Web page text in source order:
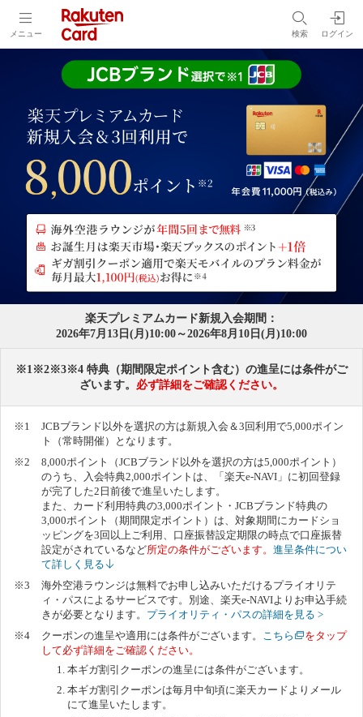
メニュー 検索 ログイン
楽天プレミアムカード新規入会期間：
2026年7月13日(月)10:00～2026年8月10日(月)10:00
※1※2※3※4 特典（期間限定ポイント含む）の進呈には条件がご
ざいます。 必ず詳細をご確認ください。
JCBブランド以外を選択の方は新規入会＆3回利用で5,000ポイン
ト（常時開催）となります。
8,000ポイント（JCBブランド以外を選択の方は5,000ポイント）
のうち、入会特典2,000ポイントは、「楽天e-NAVI」に初回登録
が完了した2日前後で進呈いたします。
また、カード利用特典の3,000ポイント・JCBブランド特典の
3,000ポイント（期間限定ポイント）は、対象期間にカードショ
ッピングを3回以上ご利用、口座振替設定期限の時点で口座振替
設定がされているなど所定の条件がございます。 進呈条件につい
て詳しく見る
海外空港ラウンジは無料でお申し込みいただけるプライオリテ
ィ・パスによるサービスです。別途、楽天e-NAVIよりお申込手続
きが必要となります。 プライオリティ・パスの詳細を見る >
クーポンの進呈や適用には条件がございます。
こちら をタップ
して必ず詳細をご確認ください。
本ギガ割引クーポンの進呈には条件がございます。
本ギガ割引クーポンは毎月中旬頃に楽天カードよりメール
にて進呈いたします。